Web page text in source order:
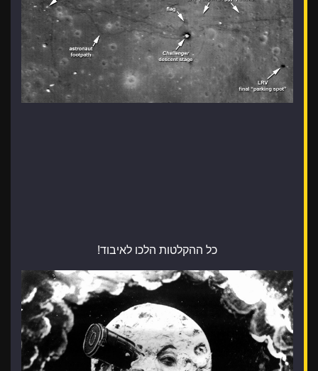
כל ההקלטות הלכו לאיבוד!